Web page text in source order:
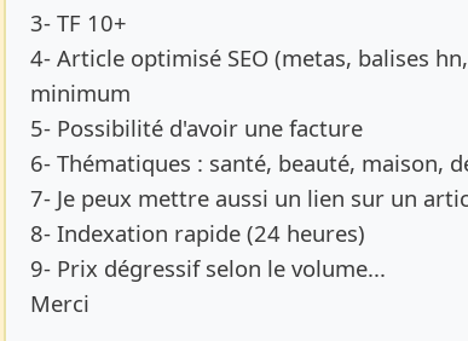
3- TF 10+
4- Article optimisé SEO (metas, balises
minimum
5- Possibilité d'avoir une facture
6- Thématiques : santé, beauté, maison,
7- Je peux mettre aussi un lien sur un
8- Indexation rapide (24 heures)
9- Prix dégressif selon le volume...
Merci